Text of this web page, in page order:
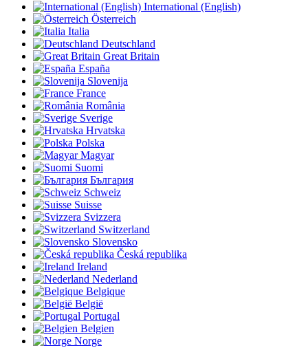
International (English)
Österreich
Italia
Deutschland
Great Britain
España
Slovenija
France
România
Sverige
Hrvatska
Polska
Magyar
Suomi
България
Schweiz
Suisse
Svizzera
Switzerland
Slovensko
Česká republika
Ireland
Nederland
Belgique
België
Portugal
Belgien
Norge